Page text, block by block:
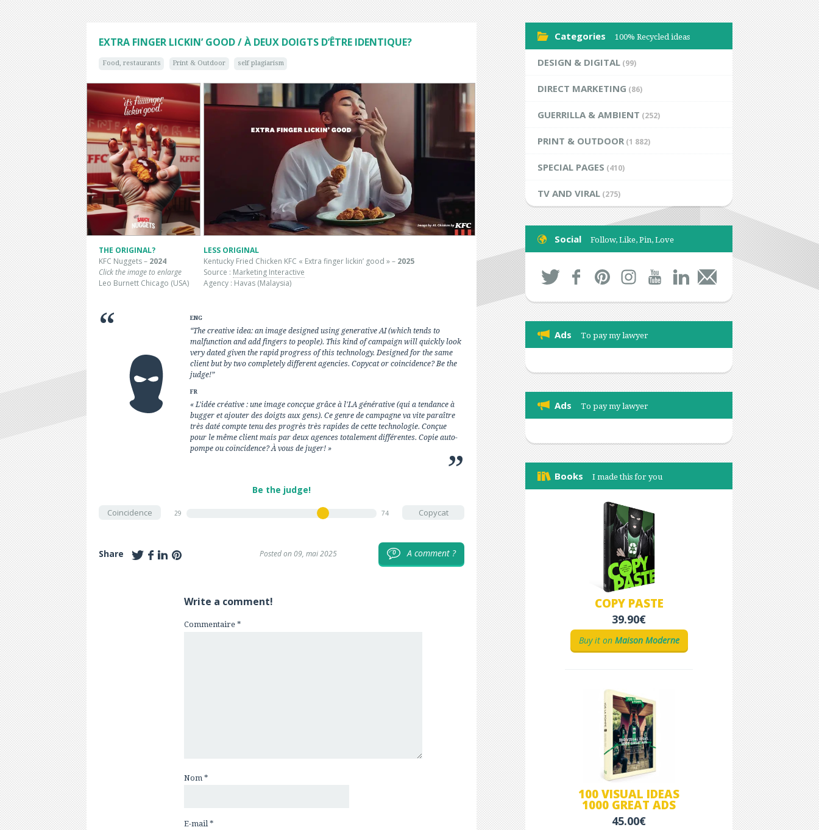
EXTRA FINGER LICKIN’ GOOD / À DEUX DOIGTS D’ÊTRE IDENTIQUE?
Food, restaurants Print & Outdoor self plagiarism
THE ORIGINAL?
KFC Nuggets– 2024
Click the image to enlarge
Leo Burnett Chicago (USA)
LESS ORIGINAL
Kentucky Fried Chicken KFC « Extra finger lickin’ good »– 2025
Source : Marketing Interactive
Agency : Havas (Malaysia)
ENG
“The creative idea: an image designed using generative AI (which tends to
malfunction and add fingers to people). This kind of campaign will quickly look
very dated given the rapid progress of this technology. Designed for the same
client but by two completely different agencies. Copycat or coincidence? Be the
judge!”
FR
« L'idée créative : une image concçue grâce à l'I.A générative (qui a tendance à
bugger et ajouter des doigts aux gens). Ce genre de campagne va vite paraître
très daté compte tenu des progrès très rapides de cette technologie. Conçue
pour le même client mais par deux agences totalement différentes. Copie auto-
pompe ou coïncidence? À vous de juger! »
Be the judge!
Coincidence 29 74 Copycat
Share Posted on 09, mai 2025 0 A comment ?
Write a comment!
Commentaire *
Nom *
E-mail*
Categories 100% Recycled ideas
DESIGN & DIGITAL (99)
DIRECT MARKETING (86)
GUERRILLA & AMBIENT (252)
PRINT & OUTDOOR (1 882)
SPECIAL PAGES (410)
TV AND VIRAL (275)
Social Follow, Like, Pin, Love
Ads To pay my lawyer
Ads To pay my lawyer
Books I made this for you
COPY PASTE
39.90€
Buy it on Maison Moderne
100 VISUAL IDEAS
1000 GREAT ADS
45.00€